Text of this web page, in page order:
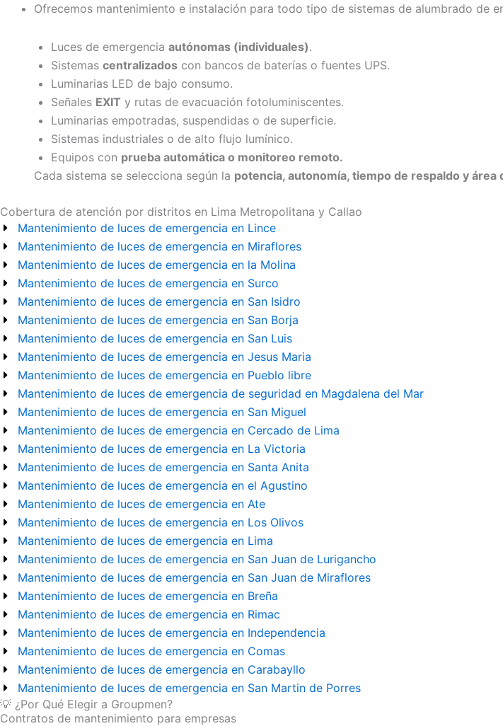
Ofrecemos mantenimiento e instalación para todo tipo de sistemas de alumbrado de
Luces de emergencia autónomas (individuales).
Sistemas centralizados con bancos de baterías o fuentes UPS.
Luminarias LED de bajo consumo.
Señales EXIT y rutas de evacuación fotoluminiscentes.
Luminarias empotradas, suspendidas o de superficie.
Sistemas industriales o de alto flujo lumínico.
Equipos con prueba automática o monitoreo remoto.
Cada sistema se selecciona según la potencia, autonomía, tiempo de respaldo y
Cobertura de atención por distritos en Lima Metropolitana y Callao
Mantenimiento de luces de emergencia en Lince
Mantenimiento de luces de emergencia en Miraflores
Mantenimiento de luces de emergencia en la Molina
Mantenimiento de luces de emergencia en Surco
Mantenimiento de luces de emergencia en San Isidro
Mantenimiento de luces de emergencia en San Borja
Mantenimiento de luces de emergencia en San Luis
Mantenimiento de luces de emergencia en Jesus Maria
Mantenimiento de luces de emergencia en Pueblo libre
Mantenimiento de luces de emergencia de seguridad en Magdalena del Mar
Mantenimiento de luces de emergencia en San Miguel
Mantenimiento de luces de emergencia en Cercado de Lima
Mantenimiento de luces de emergencia en La Victoria
Mantenimiento de luces de emergencia en Santa Anita
Mantenimiento de luces de emergencia en el Agustino
Mantenimiento de luces de emergencia en Ate
Mantenimiento de luces de emergencia en Los Olivos
Mantenimiento de luces de emergencia en Lima
Mantenimiento de luces de emergencia en San Juan de Lurigancho
Mantenimiento de luces de emergencia en San Juan de Miraflores
Mantenimiento de luces de emergencia en Breña
Mantenimiento de luces de emergencia en Rimac
Mantenimiento de luces de emergencia en Independencia
Mantenimiento de luces de emergencia en Comas
Mantenimiento de luces de emergencia en Carabayllo
Mantenimiento de luces de emergencia en San Martin de Porres
💡 ¿Por Qué Elegir a Groupmen?
Contratos de mantenimiento para empresas